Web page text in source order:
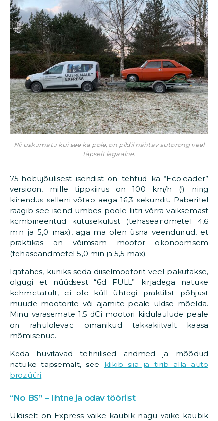
Nii uskumatu kui see ka pole, on pildil nähtav autorong veel
täpselt legaalne.
75-hobujõulisest isendist on tehtud ka “Ecoleader”
versioon, mille tippkiirus on 100 km/h (!) ning
kiirendus selleni võtab aega 16,3 sekundit. Paberitel
räägib see isend umbes poole liitri võrra väiksemast
kombineeritud kütusekulust (tehaseandmetel 4,6
min ja 5,0 max), aga ma olen üsna veendunud, et
praktikas on võimsam mootor ökonoomsem
(tehaseandmetel 5,0 min ja 5,5 max).
Igatahes, kuniks seda diiselmootorit veel pakutakse,
olgugi et nüüdsest “6d FULL” kirjadega natuke
kohmetatult, ei ole küll ühtegi praktilist põhjust
muude mootorite või ajamite peale üldse mõelda.
Minu varasemate 1,5 dCi mootori kiidulaulude peale
on rahulolevad omanikud takkakiitvalt kaasa
mõmisenud.
Keda huvitavad tehnilised andmed ja mõõdud
natuke täpsemalt, see klikib siia ja tirib alla auto
brozüüri.
“No BS” – lihtne ja odav tööriist
Üldiselt on Express väike kaubik nagu väike kaubik